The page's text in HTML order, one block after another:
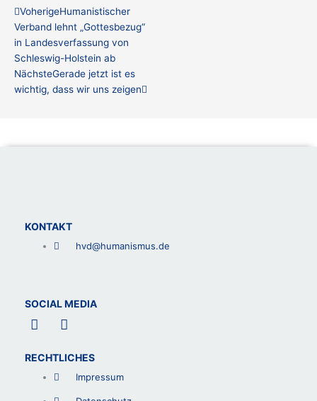
VoherigeHumanistischer
Verband lehnt „Gottesbezug“
in Landesverfassung von
Schleswig-Holstein ab
NächsteGerade jetzt ist es
wichtig, dass wir uns zeigen
KONTAKT
hvd@humanismus.de
SOCIAL MEDIA
F
a
e
L
i
k
RECHTLICHES
Impressum